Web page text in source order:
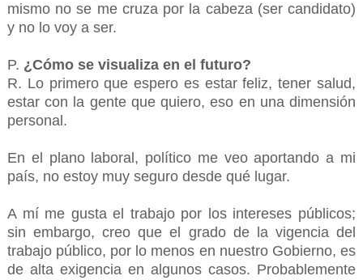
mismo no se me cruza por la cabeza (ser candidato)
y no lo voy a ser.
P. ¿Cómo se visualiza en el futuro?
R. Lo primero que espero es estar feliz, tener salud,
estar con la gente que quiero, eso en una dimensión
personal.
En el plano laboral, político me veo aportando a mi
país, no estoy muy seguro desde qué lugar.
A mí me gusta el trabajo por los intereses públicos;
sin embargo, creo que el grado de la vigencia del
trabajo público, por lo menos en nuestro Gobierno, es
de alta exigencia en algunos casos. Probablemente